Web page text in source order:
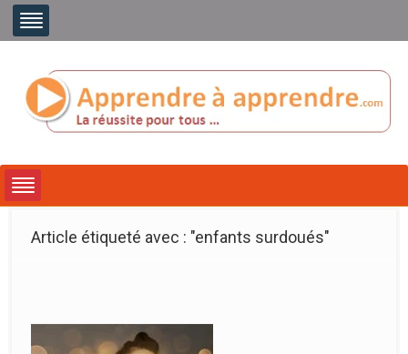
Article étiqueté avec : "enfants surdoués"